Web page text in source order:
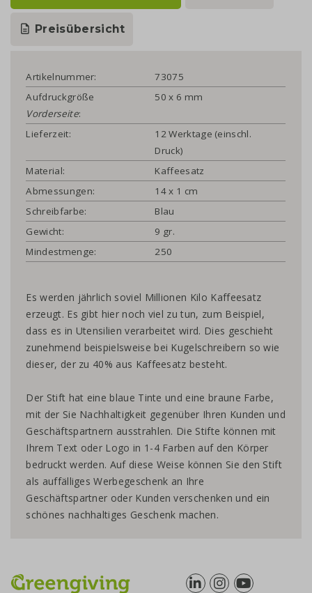
Preisübersicht
Artikelnummer:
73075
Aufdruckgröße
Vorderseite:
50 x 6 mm
Lieferzeit:
12 Werktage (einschl.
Druck)
Material:
Kaffeesatz
Abmessungen:
14 x 1 cm
Schreibfarbe:
Blau
Gewicht:
9 gr.
Mindestmenge:
250
Es werden jährlich soviel Millionen Kilo Kaffeesatz
erzeugt. Es gibt hier noch viel zu tun, zum Beispiel,
dass es in Utensilien verarbeitet wird. Dies geschieht
zunehmend beispielsweise bei Kugelschreibern so wie
dieser, der zu 40% aus Kaffeesatz besteht.
Der Stift hat eine blaue Tinte und eine braune Farbe,
mit der Sie Nachhaltigkeit gegenüber Ihren Kunden und
Geschäftspartnern ausstrahlen. Die Stifte können mit
Ihrem Text oder Logo in 1-4 Farben auf den Körper
bedruckt werden. Auf diese Weise können Sie den Stift
als auffälliges Werbegeschenk an Ihre
Geschäftspartner oder Kunden verschenken und ein
schönes nachhaltiges Geschenk machen.